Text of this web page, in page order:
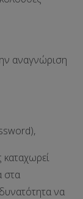
αναγνώριση
στα
να